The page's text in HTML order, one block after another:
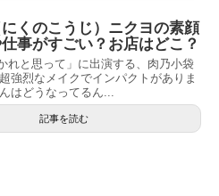
くのこうじ）ニクヨの素顔
事がすごい？お店はどこ？
れと思って」に出演する、肉乃小袋
強烈なメイクでインパクトがありま
はどうなってるん...
記事を読む